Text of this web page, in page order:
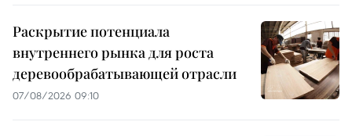
Раскрытие потенциала
внутреннего рынка для роста
деревообрабатывающей отрасли
07/08/2026 09:10